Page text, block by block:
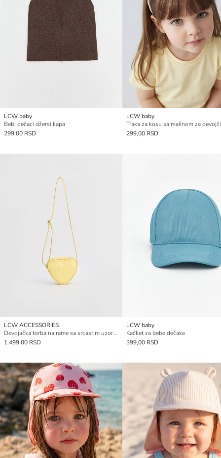
LCW baby
Bebi dečaci džersi kapa
299,00 RSD
LCW baby
Traka za kosu sa mašnom za
299,00 RSD
LCW ACCESSORIES
Devojačka torba na rame sa srcastim uzorkom
1.499,00 RSD
LCW baby
Kačket za bebe dečake
399,00 RSD